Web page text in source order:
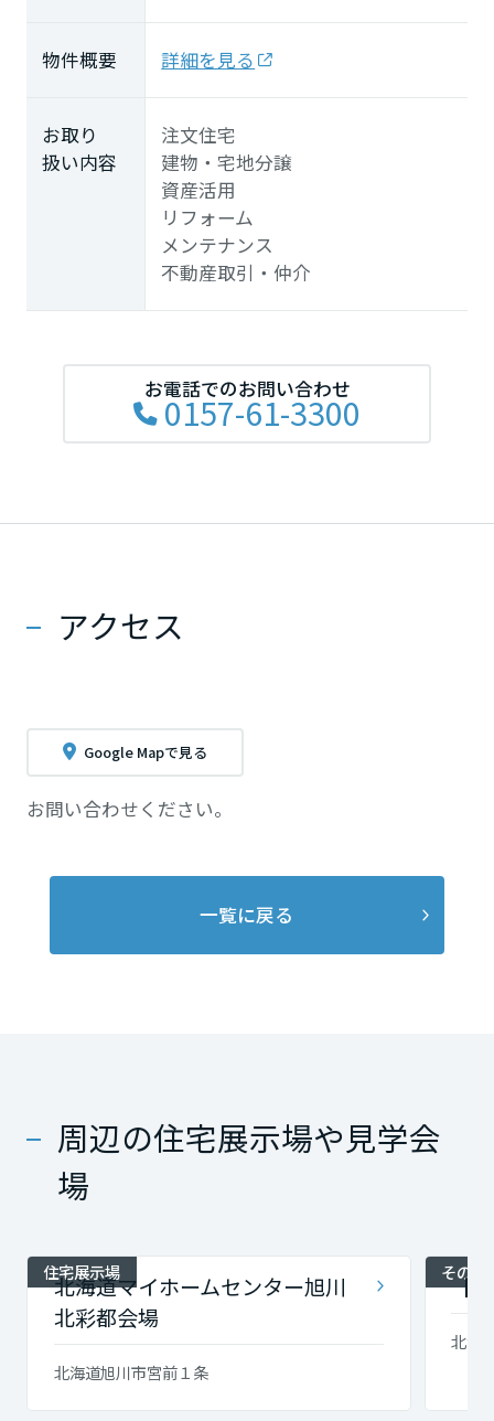
物件概要 詳細を見る
お取り
扱い内容
注文住宅
建物・宅地分譲
資産活用
リフォーム
メンテナンス
不動産取引・仲介
お電話でのお問い合わせ
0157-61-3300
アクセス
Google Mapで見る
お問い合わせください。
一覧に戻る
周辺の住宅展示場や見学会
場
住宅展示場
北海道マイホームセンター旭川
北彩都会場
北海道旭川市宮前１条
その他
【
北海